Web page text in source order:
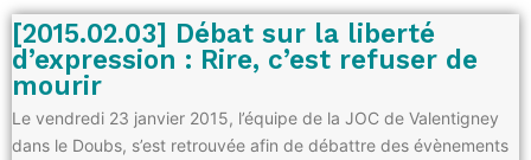
[2015.02.03] Débat sur la liberté
d’expression : Rire, c’est refuser de
mourir
Le vendredi 23 janvier 2015, l’équipe de la JOC de Valentigney
dans le Doubs, s’est retrouvée afin de débattre des évènements